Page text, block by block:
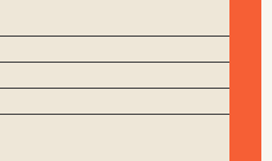
Rouge - Mûre - Chocolat